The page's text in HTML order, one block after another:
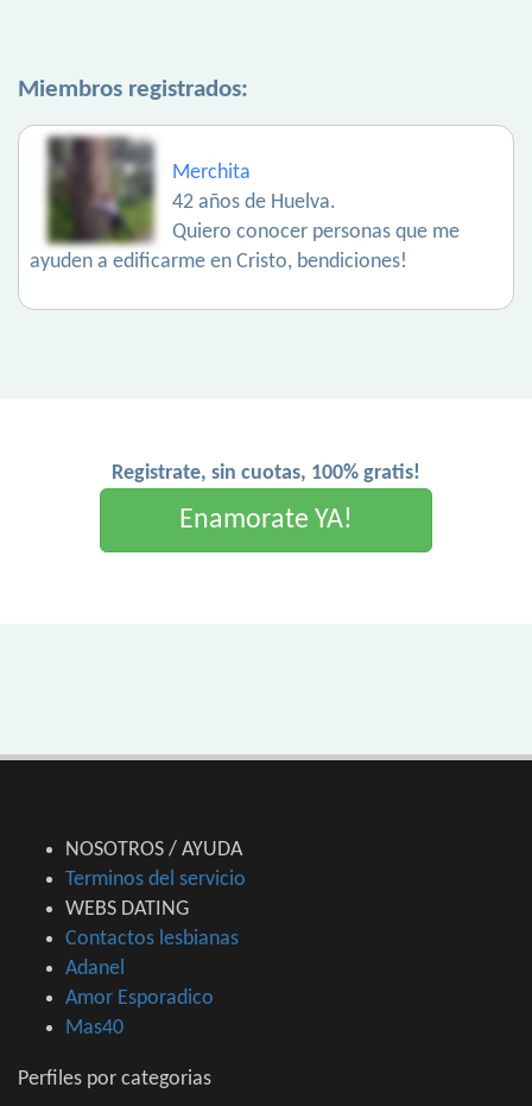
Miembros registrados:
Merchita
42 años de Huelva.
Quiero conocer personas que me
ayuden a edificarme en Cristo, bendiciones!
Registrate, sin cuotas, 100% gratis!
Enamorate YA!
NOSOTROS / AYUDA
Terminos del servicio
WEBS DATING
Contactos lesbianas
Adanel
Amor Esporadico
Mas40
Perfiles por categorias